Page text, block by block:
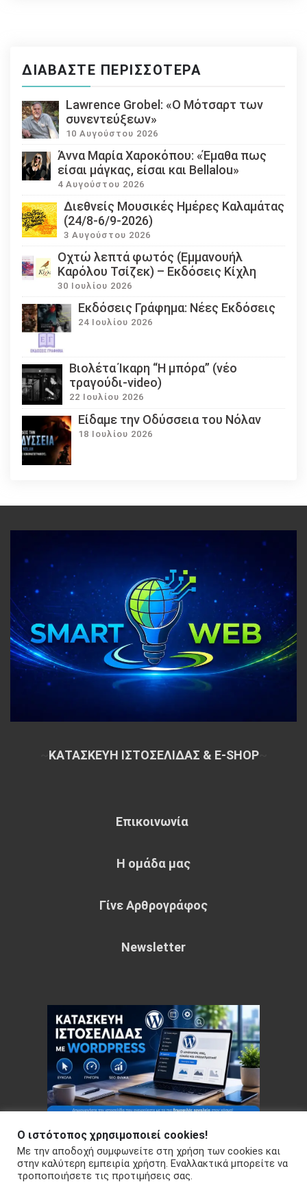
ΔΙΑΒΆΣΤΕ ΠΕΡΙΣΣΌΤΕΡΑ
Lawrence Grobel: «Ο Μότσαρτ των
συνεντεύξεων»
10 Αυγούστου 2026
Άννα Μαρία Χαροκόπου: «Έμαθα πως
είσαι μάγκας, είσαι και Bellalou»
4 Αυγούστου 2026
Διεθνείς Μουσικές Ημέρες Καλαμάτας
(24/8-6/9-2026)
3 Αυγούστου 2026
Οχτώ λεπτά φωτός (Εμμανουήλ
Καρόλου Τσίζεκ) – Εκδόσεις Κίχλη
30 Ιουλίου 2026
Εκδόσεις Γράφημα: Νέες Εκδόσεις
24 Ιουλίου 2026
Βιολέτα Ίκαρη “Η μπόρα” (νέο
τραγούδι-video)
22 Ιουλίου 2026
Eίδαμε την Οδύσσεια του Νόλαν
18 Ιουλίου 2026
ΚΑΤΑΣΚΕΥΗ ΙΣΤΟΣΕΛΙΔΑΣ & E-SHOP~
Επικοινωνία
Η ομάδα μας
Γίνε Αρθρογράφος
Newsletter
Copyright © 2026 Your e-articles - WordPress Theme : by
Sparkle Themes Πολιτική Απορρήτου
Ο ιστότοπος χρησιμοποιεί cookies!
Με την αποδοχή συμφωνείτε στη χρήση των cookies και
στην καλύτερη εμπειρία χρήστη. Εναλλακτικά μπορείτε να
τροποποιήσετε τις προτιμήσεις σας.